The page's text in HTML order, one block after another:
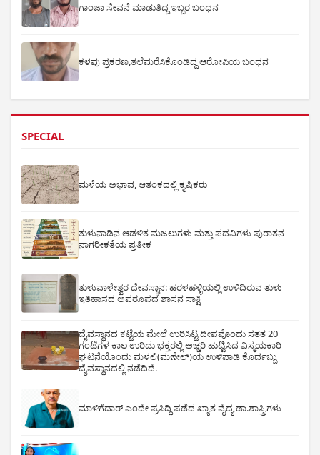
ಗಾಂಜಾ ಸೇವನೆ ಮಾಡುತಿದ್ದ ಇಬ್ಬರ ಬಂಧನ
ಕಳವು ಪ್ರಕರಣ,ತಲೆಮರೆಸಿಕೊಂಡಿದ್ದ ಆರೋಪಿಯ ಬಂಧನ
SPECIAL
ಮಳೆಯ ಅಭಾವ, ಆತಂಕದಲ್ಲಿ ಕೃಷಿಕರು
ತುಳುನಾಡಿನ ಆಡಳಿತ ಮಜಲುಗಳು ಮತ್ತು ಪದವಿಗಳು ಪುರಾತನ
ನಾಗರೀಕತೆಯ ಪ್ರತೀಕ
ತುಳುವಾಳೇಶ್ವರ ದೇವಸ್ಥಾನ: ಹರಳಹಳ್ಳಿಯಲ್ಲಿ ಉಳಿದಿರುವ ತುಳು
ಇತಿಹಾಸದ ಅಪರೂಪದ ಶಾಸನ ಸಾಕ್ಷಿ
ದೈವಸ್ಥಾನದ ಕಟ್ಟೆಯ ಮೇಲೆ ಉರಿಸಿಟ್ಟ ದೀಪವೊಂದು ಸತತ 20
ಗಂಟೆಗಳ ಕಾಲ ಉರಿದು ಭಕ್ತರಲ್ಲಿ ಅಚ್ಚರಿ ಹುಟ್ಟಿಸಿದ ವಿಸ್ಮಯಕಾರಿ
ಘಟನೆಯೊಂದು ಮಳಲಿ(ಮಣೇಲ್)ಯ ಉಳಿಪಾಡಿ ಕೊರ್ದಬ್ಬು
ದೈವಸ್ಥಾನದಲ್ಲಿ ನಡೆದಿದೆ.
ಮಾಳಿಗೆದಾರ್ ಎಂದೇ ಪ್ರಸಿದ್ದಿ ಪಡೆದ ಖ್ಯಾತ ವೈದ್ಯ ಡಾ.ಶಾಸ್ತ್ರಿಗಳು